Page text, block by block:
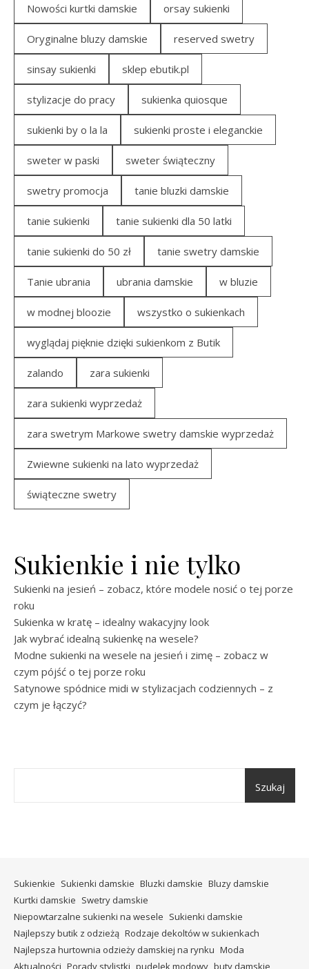
Nowości kurtki damskie orsay sukienki
Oryginalne bluzy damskie reserved swetry
sinsay sukienki sklep ebutik.pl
stylizacje do pracy sukienka quiosque
sukienki by o la la sukienki proste i eleganckie
sweter w paski sweter świąteczny
swetry promocja tanie bluzki damskie
tanie sukienki tanie sukienki dla 50 latki
tanie sukienki do 50 zł tanie swetry damskie
Tanie ubrania ubrania damskie w bluzie
w modnej bloozie wszystko o sukienkach
wyglądaj pięknie dzięki sukienkom z Butik
zalando zara sukienki
zara sukienki wyprzedaż
zara swetrym Markowe swetry damskie wyprzedaż
Zwiewne sukienki na lato wyprzedaż
świąteczne swetry
Sukienkie i nie tylko
Sukienki na jesień – zobacz, które modele nosić o tej porze
roku
Sukienka w kratę – idealny wakacyjny look
Jak wybrać idealną sukienkę na wesele?
Modne sukienki na wesele na jesień i zimę – zobacz w
czym pójść o tej porze roku
Satynowe spódnice midi w stylizacjach codziennych – z
czym je łączyć?
Szukaj
Sukienkie Sukienki damskie Bluzki damskie Bluzy damskie
Kurtki damskie Swetry damskie
Niepowtarzalne sukienki na wesele Sukienki damskie
Najlepszy butik z odzieżą Rodzaje dekoltów w sukienkach
Najlepsza hurtownia odzieży damskiej na rynku Moda
Aktualności Porady stylistki pudelek modowy buty damskie